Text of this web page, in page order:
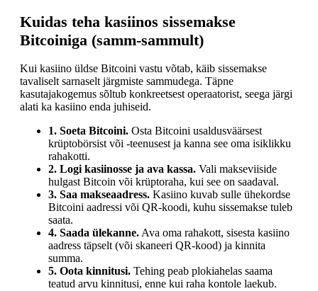
Kuidas teha kasiinos sissemakse
Bitcoiniga (samm-sammult)
Kui kasiino üldse Bitcoini vastu võtab, käib sissemakse
tavaliselt sarnaselt järgmiste sammudega. Täpne
kasutajakogemus sõltub konkreetsest operaatorist, seega järgi
alati ka kasiino enda juhiseid.
1. Soeta Bitcoini. Osta Bitcoini usaldusväärsest
krüptobörsist või -teenusest ja kanna see oma isiklikku
rahakotti.
2. Logi kasiinosse ja ava kassa. Vali makseviiside
hulgast Bitcoin või krüptoraha, kui see on saadaval.
3. Saa makseaadress. Kasiino kuvab sulle ühekordse
Bitcoini aadressi või QR-koodi, kuhu sissemakse tuleb
saata.
4. Saada ülekanne.Ava oma rahakott, sisesta kasiino
aadress täpselt (või skaneeri QR-kood) ja kinnita
summa.
5. Oota kinnitusi. Tehing peab plokiahelas saama
teatud arvu kinnitusi, enne kui raha kontole laekub.